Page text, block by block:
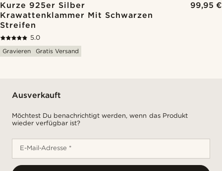
Kurze 925er Silber
Krawattenklammer Mit Schwarzen
Streifen
99,95 €
5.0
Gravieren
Gratis Versand
Ausverkauft
Möchtest Du benachrichtigt werden, wenn das Produkt
wieder verfügbar ist?
E-Mail-Adresse *